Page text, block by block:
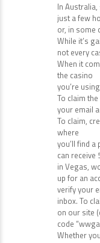
In
just a few
or, in some
While it’s
not every
When it
the casino
you’re
To claim
your email
To claim,
where
you’ll find
can receive
in Vegas,
up for an
verify your
inbox. To
on our site
code
Whether